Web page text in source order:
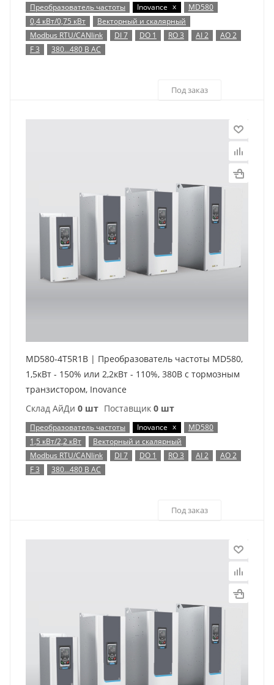
Преобразователь частоты Inovance x
MD580
0,4 кВт/0,75 кВт
Векторный и скалярный
Modbus RTU/CANlink
DI 7 DO 1 RO 3 AI 2
AO 2
F 3
380…480 В AC
Под заказ
MD580-4T5R1B | Преобразователь частоты MD580,
1,5кВт - 150% или 2,2кВт - 110%, 380В с тормозным
транзистором, Inovance
Склад АйДи 0 шт Поставщик 0 шт
Преобразователь частоты Inovance x
MD580
1,5 кВт/2,2 кВт
Векторный и скалярный
Modbus RTU/CANlink
DI 7 DO 1 RO 3 AI 2
AO 2
F 3
380…480 В AC
Под заказ